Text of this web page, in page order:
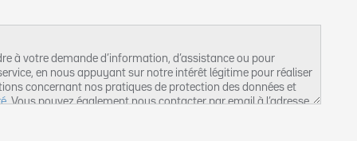
à votre demande d’information, d’assistance ou pour
en nous appuyant sur notre intérêt légitime pour réaliser
concernant nos pratiques de protection des données et
. Vous pouvez également nous contacter par email à l’adresse